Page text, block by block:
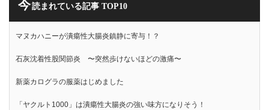
今読まれている記事 TOP10
マヌカハニーが潰瘍性大腸炎鎮静に寄与！？
石灰沈着性股関節炎 〜突然歩けないほどの激痛〜
新薬カログラの服薬はじめました
「ヤクルト1000」は潰瘍性大腸炎の強い味方になりそう！